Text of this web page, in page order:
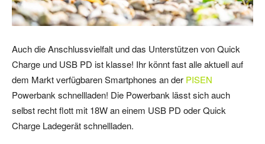
Auch die Anschlussvielfalt und das Unterstützen von Quick
Charge und USB PD ist klasse! Ihr könnt fast alle aktuell auf
dem Markt verfügbaren Smartphones an der PISEN
Powerbank schnellladen! Die Powerbank lässt sich auch
selbst recht flott mit 18W an einem USB PD oder Quick
Charge Ladegerät schnellladen.